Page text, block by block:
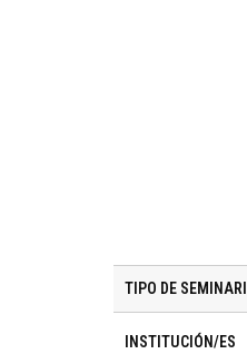
TIPO DE
INSTITUCIÓN/ES